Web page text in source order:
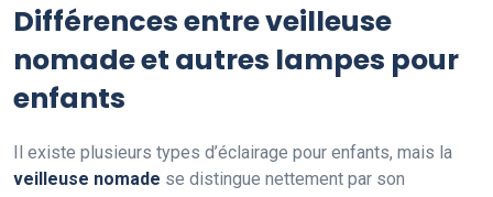
Différences entre veilleuse
nomade et autres lampes pour
enfants
Il existe plusieurs types d’éclairage pour enfants, mais la
veilleuse nomade se distingue nettement par son